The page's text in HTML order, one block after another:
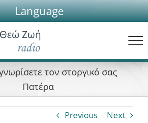
Language
τον στοργικό σας
Πατέρα
Previous Next